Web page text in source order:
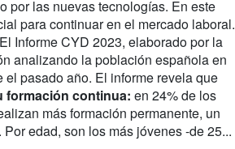
por las nuevas tecnologías. En este
para continuar en el mercado laboral.
Informe CYD 2023, elaborado por la
analizando la población española en
pasado año. El informe revela que
formación continua: en 24% de los
más formación permanente, un
edad, son los más jóvenes -de 25...